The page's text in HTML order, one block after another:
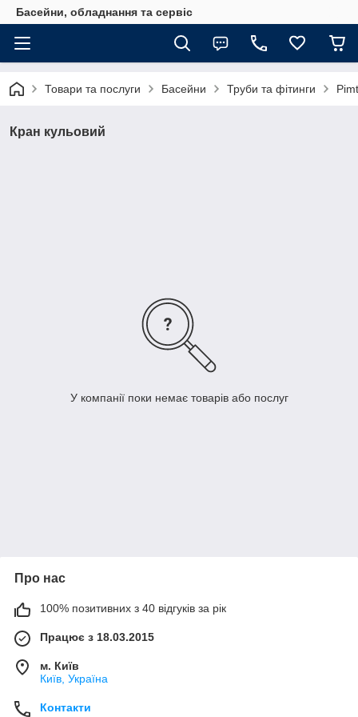
Басейни, обладнання та сервіс
Товари та послуги Басейни Труби та фітинги
Кран кульовий
У компанії поки немає товарів або послуг
Про нас
100% позитивних з 40 відгуків за рік
Працює з 18.03.2015
м. Київ
Київ, Україна
Контакти